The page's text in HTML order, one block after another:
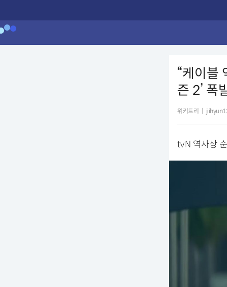
“케이블
즌 2’ 폭
위키트리
tvN 역사상